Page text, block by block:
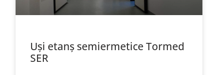
Uși etanș semiermetice Tormed
SER